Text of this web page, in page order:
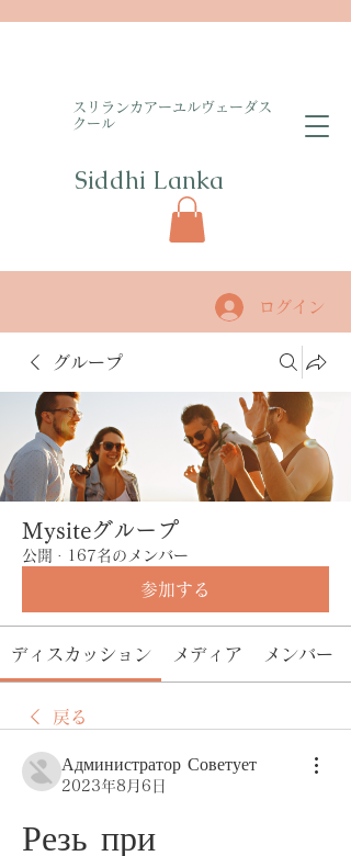
​スリランカアーユルヴェーダス
クール
Siddhi Lanka​
ログイン
グループ
Mysiteグループ
公開 · 167名のメンバー
参加する
ディスカッション メディア メンバー
戻る
Администратор Советует
2023年8月6日
Резь при